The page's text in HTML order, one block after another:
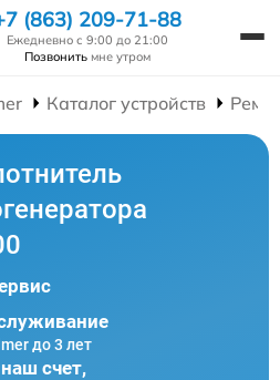
(863) 209-71-88
Ежедневно с 9:00 до 21:00
Позвонить мне утром
Каталог устройств
до 3 лет
счет,